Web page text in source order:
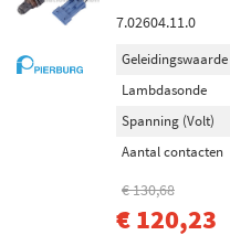
7.02604.11.0
Geleidingswaarde
Lambdasonde
Spanning (Volt)
Aantal contacten
€ 130,68
€ 120,23